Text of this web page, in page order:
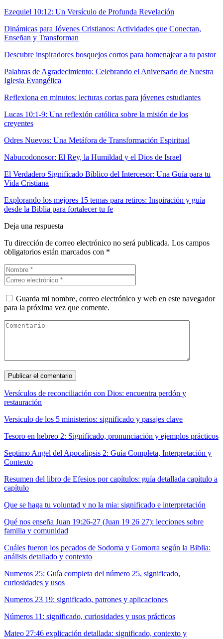
Ezequiel 10:12: Un Versículo de Profunda Revelación
Dinámicas para Jóvenes Cristianos: Actividades que Conectan,
Enseñan y Transforman
Descubre inspiradores bosquejos cortos para homenajear a tu pastor
Palabras de Agradecimiento: Celebrando el Aniversario de Nuestra
Iglesia Evangélica
Reflexiona en minutos: lecturas cortas para jóvenes estudiantes
Lucas 10:1-9: Una reflexión católica sobre la misión de los
creyentes
Odres Nuevos: Una Metáfora de Transformación Espiritual
Nabucodonosor: El Rey, la Humildad y el Dios de Israel
El Verdadero Significado Bíblico del Intercesor: Una Guía para tu
Vida Cristiana
Explorando los mejores 15 temas para retiros: Inspiración y guía
desde la Biblia para fortalecer tu fe
Deja una respuesta
Tu dirección de correo electrónico no será publicada. Los campos
obligatorios están marcados con *
Guarda mi nombre, correo electrónico y web en este navegador
para la próxima vez que comente.
Versículos de reconciliación con Dios: encuentra perdón y
restauración
Versiculo de los 5 ministerios: significado y pasajes clave
Tesoro en hebreo 2: Significado, pronunciación y ejemplos prácticos
Septimo Angel del Apocalipsis 2: Guía Completa, Interpretación y
Contexto
Resumen del libro de Efesios por capítulos: guía detallada capítulo a
capítulo
Que se haga tu voluntad y no la mia: significado e interpretación
Qué nos enseña Juan 19:26-27 (Juan 19 26 27): lecciones sobre
familia y comunidad
Cuáles fueron los pecados de Sodoma y Gomorra según la Biblia:
análisis detallado y contexto
Numeros 25: Guía completa del número 25, significado,
curiosidades y usos
Numeros 23 19: significado, patrones y aplicaciones
Números 11: significado, curiosidades y usos prácticos
Mateo 27:46 explicación detallada: significado, contexto y